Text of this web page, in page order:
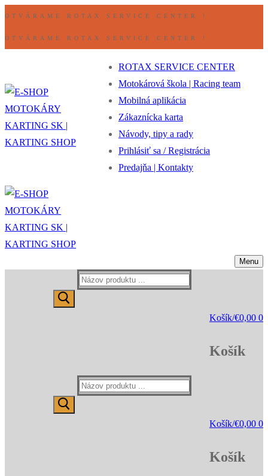
Preskočiť
Ponuka
Zavrieť
OTVÁRAME ROTAX SERVICE CENTER !
OTVÁRAME ROTAX SERVICE CENTER !
ROTAX SERVICE CENTER
Motokárová škola | Racing team
Mobilná aplikácia
Zákaznícka karta
Návody, tipy a rady
Prihlásiť sa / Registrácia
Predajňa | Kontakty
Menu
Hľadať:
Košík/€0,00 0
Košík
Hľadať:
Košík/€0,00 0
Košík